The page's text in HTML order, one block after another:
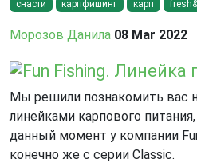
снасти
карпфишинг карп
Морозов Данила 08 Mar 2022
Fun Fishing. Линейка
Мы решили познакомить вас
линейками карпового
данный момент у компании
конечно же с серии Classic.